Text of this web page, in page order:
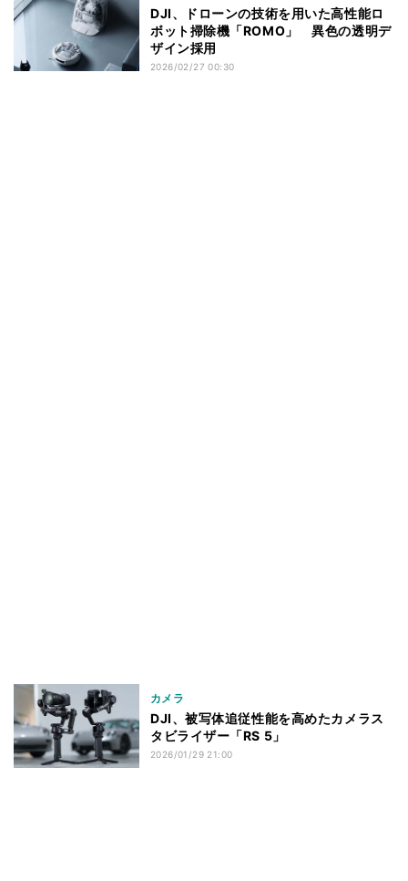
DJI、ドローンの技術を用いた高性能ロ
ボット掃除機「ROMO」 異色の透明デ
ザイン採用
2026/02/27 00:30
カメラ
DJI、被写体追従性能を高めたカメラス
タビライザー「RS 5」
2026/01/29 21:00